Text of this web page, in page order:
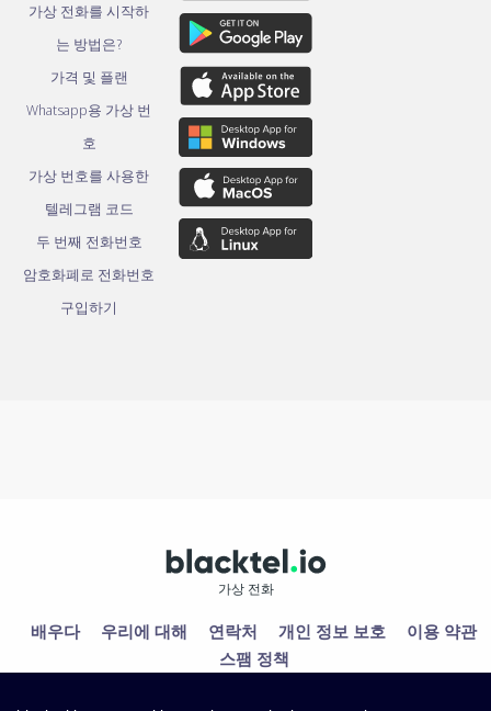
가상 전화를 시작하
는 방법은?
가격 및 플랜
Whatsapp용 가상 번
호
가상 번호를 사용한
텔레그램 코드
두 번째 전화번호
암호화폐로 전화번호
구입하기
가상 전화
배우다 우리에 대해 연락처 개인 정보 보호
이용 약관
스팸 정책